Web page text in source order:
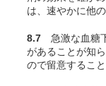
は、速やかに他
8.7 急激な血糖
があることが知
ので留意すること